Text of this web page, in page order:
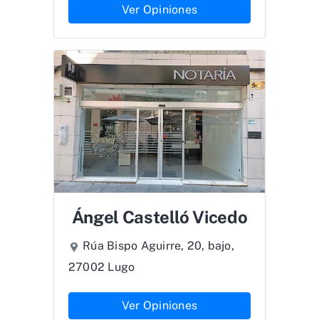
Ver Opiniones
Ángel Castelló Vicedo
Rúa Bispo Aguirre, 20, bajo,
27002 Lugo
Ver Opiniones